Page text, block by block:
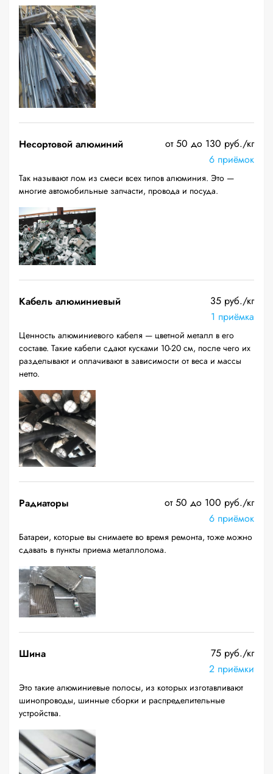
Несортовой алюминий
от 50 до 130 руб./кг
6 приёмок
Так называют лом из смеси всех типов алюминия. Это —
многие автомобильные запчасти, провода и посуда.
Кабель алюминиевый
35 руб./кг
1 приёмка
Ценность алюминиевого кабеля — цветной металл в его
составе. Такие кабели сдают кусками 10-20 см, после чего их
разделывают и оплачивают в зависимости от веса и массы
нетто.
Радиаторы
от 50 до 100 руб./кг
6 приёмок
Батареи, которые вы снимаете во время ремонта, тоже можно
сдавать в пункты приема металлолома.
Шина
75 руб./кг
2 приёмки
Это такие алюминиевые полосы, из которых изготавливают
шинопроводы, шинные сборки и распределительные
устройства.